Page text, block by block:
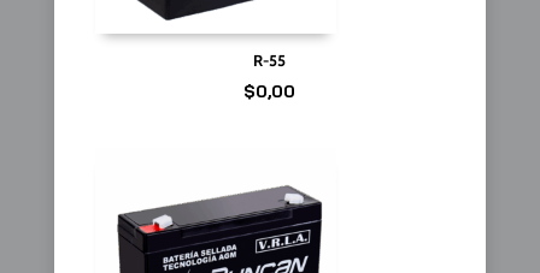
R-55
$0,00